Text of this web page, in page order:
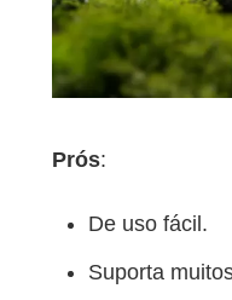
Prós:
De uso fácil.
Suporta